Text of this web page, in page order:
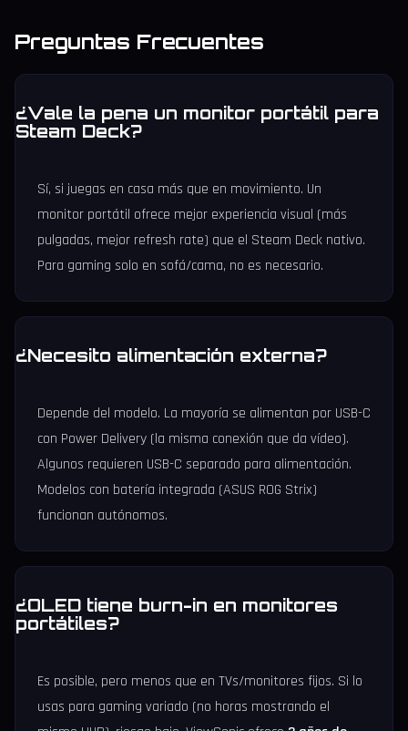
Preguntas Frecuentes
¿Vale la pena un monitor portátil para
Steam Deck?
Sí, si juegas en casa más que en movimiento. Un
monitor portátil ofrece mejor experiencia visual (más
pulgadas, mejor refresh rate) que el Steam Deck nativo.
Para gaming solo en sofá/cama, no es necesario.
¿Necesito alimentación externa?
Depende del modelo. La mayoría se alimentan por USB-C
con Power Delivery (la misma conexión que da vídeo).
Algunos requieren USB-C separado para alimentación.
Modelos con batería integrada (ASUS ROG Strix)
funcionan autónomos.
¿OLED tiene burn-in en monitores
portátiles?
Es posible, pero menos que en TVs/monitores fijos. Si lo
usas para gaming variado (no horas mostrando el